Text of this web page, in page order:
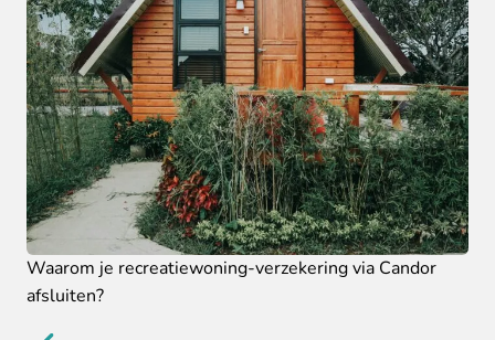
Waarom je recreatiewoning-verzekering via Candor
afsluiten?